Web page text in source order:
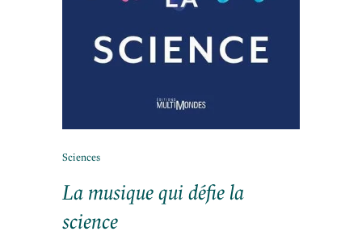
Sciences
La musique qui défie la
science